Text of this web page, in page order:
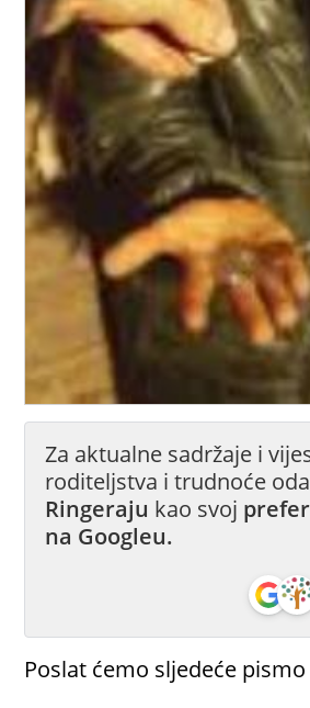
Za aktualne sadržaje i
roditeljstva i trudnoće
Ringeraju kao svoj
na Googleu.
Poslat ćemo sljedeće